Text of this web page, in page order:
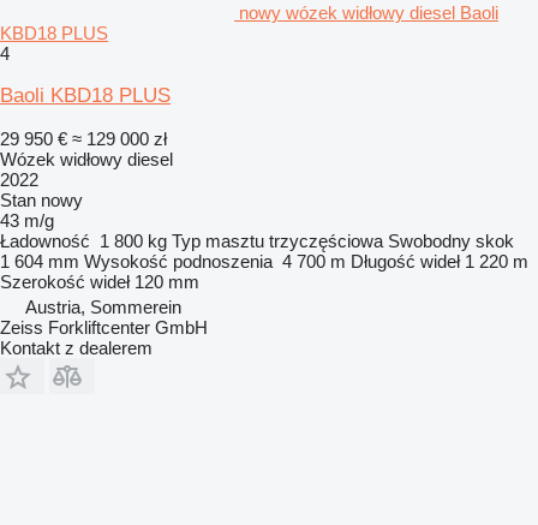
nowy wózek widłowy diesel Baoli
KBD18 PLUS
4
Baoli KBD18 PLUS
29 950 € ≈ 129 000 zł
Wózek widłowy diesel
2022
Stan nowy
43 m/g
Ładowność 1 800 kg Typ masztu trzyczęściowa Swobodny skok
1 604 mm Wysokość podnoszenia 4 700 m Długość wideł 1 220 m
Szerokość wideł 120 mm
Austria, Sommerein
Zeiss Forkliftcenter GmbH
Kontakt z dealerem